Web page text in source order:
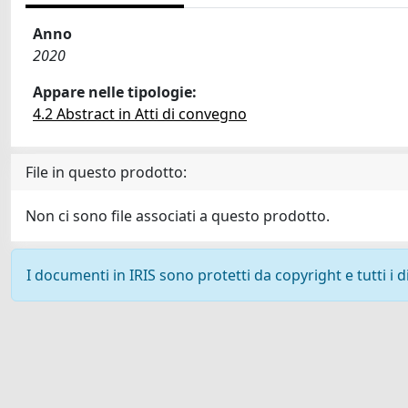
Anno
2020
Appare nelle tipologie:
4.2 Abstract in Atti di convegno
File in questo prodotto:
Non ci sono file associati a questo prodotto.
I documenti in IRIS sono protetti da copyright e tutti i